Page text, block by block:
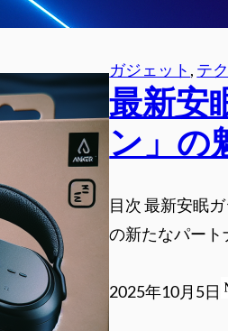
ガジェット , テ
最新安
ン」の
目次 最新安眠
の新たなパート
2025年10月5日